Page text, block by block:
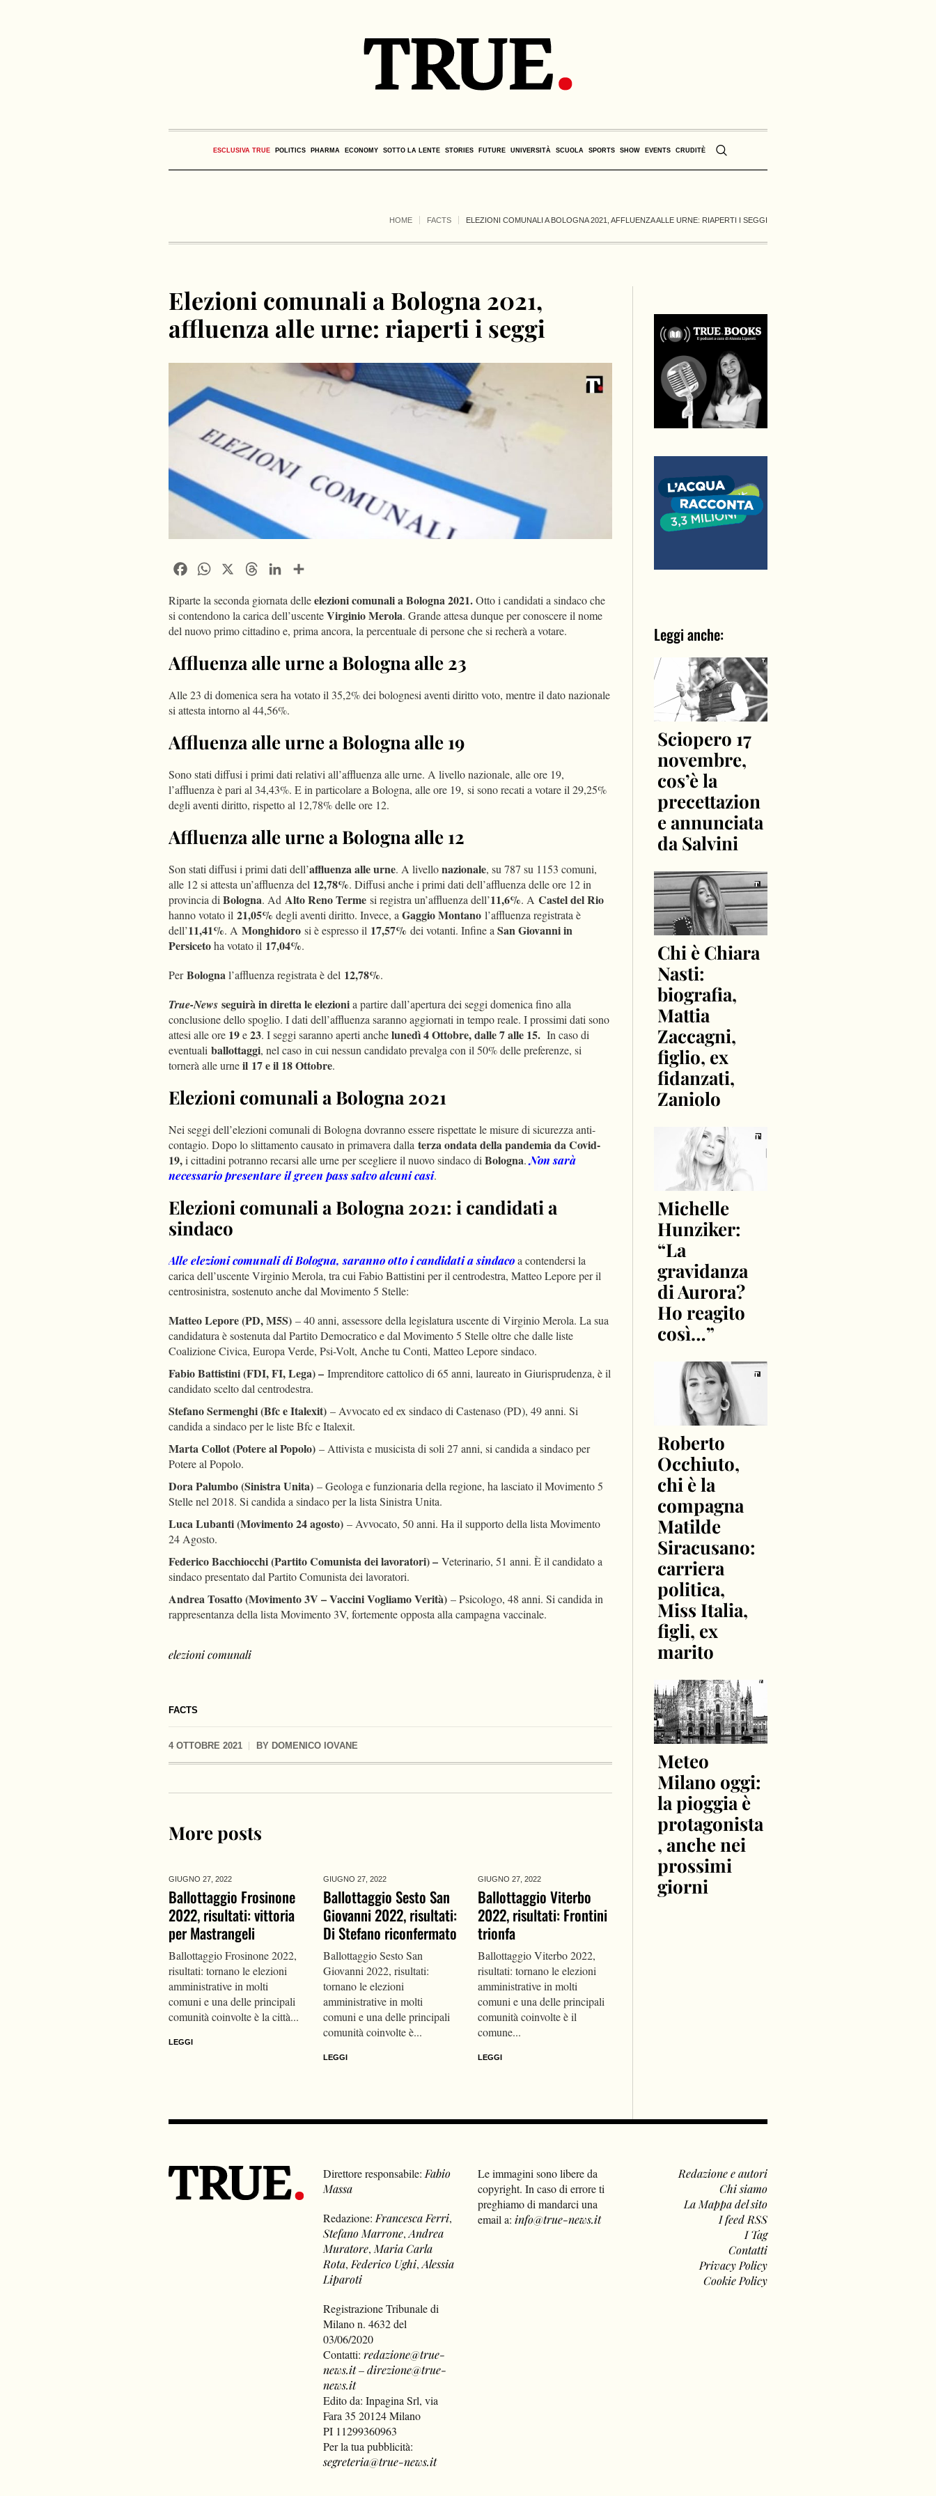
ESCLUSIVA TRUE POLITICS PHARMA ECONOMY SOTTO LA LENTE STORIES FUTURE UNIVERSITÀ SCUOLA SPORTS SHOW EVENTS CRUDITÈ
HOME FACTS ELEZIONI COMUNALI A BOLOGNA 2021, AFFLUENZA ALLE URNE: RIAPERTI I SEGGI
FACTS
Elezioni comunali a Bologna 2021,
affluenza alle urne: riaperti i seggi
4 OTTOBRE 2021 BY DOMENICO IOVANE
FacebookWhatsApp ThreadsLinkedIn
Riparte la seconda giornata delleelezioni comunali a Bologna 2021.Otto i candidati a sindaco che
si contendono la carica dell’uscenteVirginio Merola. Grande attesa dunque per conoscere il nome
del nuovo primo cittadino e, prima ancora, la percentuale di persone che si recherà a votare.
Affluenza alle urne a Bologna alle 23
Alle 23 di domenica sera ha votato il 35,2% dei bolognesi aventi diritto voto, mentre il dato nazionale
si attesta intorno al 44,56%.
Affluenza alle urne a Bologna alle 19
Sono stati diffusi i primi dati relativi all’affluenza alle urne. A livello nazionale, alle ore 19,
l’affluenza è pari al 34,43%. E in particolare a Bologna, alle ore 19, si sono recati a votare il 29,25%
degli aventi diritto, rispetto al 12,78% delle ore 12.
Affluenza alle urne a Bologna alle 12
Son stati diffusi i primi dati dell’affluenza alle urne. A livellonazionale, su 787 su 1153 comuni,
alle 12 si attesta un’affluenza del 12,78%. Diffusi anche i primi dati dell’affluenza delle ore 12 in
provincia di Bologna. Ad Alto Reno Terme si registra un’affluenza dell’11,6%. A Castel del Rio
hanno votato il 21,05% degli aventi diritto. Invece, a Gaggio Montano l’affluenza registrata è
dell’11,41%. A Monghidoro si è espresso il 17,57% dei votanti. Infine a San Giovanni in
Persicetoha votato il 17,04%.
PerBolognal’affluenza registrata è del 12,78%.
True-News seguirà in diretta le elezionia partire dall’apertura dei seggi domenica fino alla
conclusione dello spoglio. I dati dell’affluenza saranno aggiornati in tempo reale. I prossimi dati sono
attesi alle ore 19e23. I seggi saranno aperti anchelunedì 4 Ottobre, dalle 7 alle 15. In caso di
eventuali ballottaggi, nel caso in cui nessun candidato prevalga con il 50% delle preferenze, si
tornerà alle urneil 17 e il 18 Ottobre.
Elezioni comunali a Bologna 2021
Nei seggi dell’elezioni comunali di Bologna dovranno essere rispettate le misure di sicurezza anti-
contagio. Dopo lo slittamento causato in primavera dalla terza ondata della pandemia da Covid-
19,i cittadini potranno recarsi alle urne per scegliere il nuovo sindaco di Bologna.Non sarà
necessario presentare il green pass salvo alcuni casi.
Elezioni comunali a Bologna 2021: i candidati a
sindaco
Alle elezioni comunali di Bologna, saranno otto i candidati a sindacoa contendersi la
carica dell’uscente Virginio Merola, tra cui Fabio Battistini per il centrodestra, Matteo Lepore per il
centrosinistra, sostenuto anche dal Movimento 5 Stelle:
Matteo Lepore (PD, M5S) – 40 anni, assessore della legislatura uscente di Virginio Merola. La sua
candidatura è sostenuta dal Partito Democratico e dal Movimento 5 Stelle oltre che dalle liste
Coalizione Civica, Europa Verde, Psi-Volt, Anche tu Conti, Matteo Lepore sindaco.
Fabio Battistini (FDI, FI, Lega) – Imprenditore cattolico di 65 anni, laureato in Giurisprudenza, è il
candidato scelto dal centrodestra.
Stefano Sermenghi (Bfc e Italexit) – Avvocato ed ex sindaco di Castenaso (PD), 49 anni. Si
candida a sindaco per le liste Bfc e Italexit.
Marta Collot (Potere al Popolo) – Attivista e musicista di soli 27 anni, si candida a sindaco per
Potere al Popolo.
Dora Palumbo (Sinistra Unita) – Geologa e funzionaria della regione, ha lasciato il Movimento 5
Stelle nel 2018. Si candida a sindaco per la lista Sinistra Unita.
Luca Lubanti (Movimento 24 agosto) – Avvocato, 50 anni. Ha il supporto della lista Movimento
24 Agosto.
Federico Bacchiocchi (Partito Comunista dei lavoratori) – Veterinario, 51 anni. È il candidato a
sindaco presentato dal Partito Comunista dei lavoratori.
Andrea Tosatto (Movimento 3V – Vaccini Vogliamo Verità) – Psicologo, 48 anni. Si candida in
rappresentanza della lista Movimento 3V, fortemente opposta alla campagna vaccinale.
elezioni comunali
More posts
GIUGNO 27, 2022
Ballottaggio Frosinone
2022, risultati: vittoria
per Mastrangeli
Ballottaggio Frosinone 2022,
risultati: tornano le elezioni
amministrative in molti
comuni e una delle principali
comunità coinvolte è la città...
LEGGI
GIUGNO 27, 2022
Ballottaggio Sesto San
Giovanni 2022, risultati:
Di Stefano riconfermato
Ballottaggio Sesto San
Giovanni 2022, risultati:
tornano le elezioni
amministrative in molti
comuni e una delle principali
comunità coinvolte è...
LEGGI
GIUGNO 27, 2022
Ballottaggio Viterbo
2022, risultati: Frontini
trionfa
Ballottaggio Viterbo 2022,
risultati: tornano le elezioni
amministrative in molti
comuni e una delle principali
comunità coinvolte è il
comune...
LEGGI
Leggi anche:
Sciopero 17
novembre,
cos’è la
precettazion
e annunciata
da Salvini
Chi è Chiara
Nasti:
biografia,
Mattia
Zaccagni,
figlio, ex
fidanzati,
Zaniolo
Michelle
Hunziker:
“La
gravidanza
di Aurora?
Ho reagito
così…”
Roberto
Occhiuto,
chi è la
compagna
Matilde
Siracusano:
carriera
politica,
Miss Italia,
figli, ex
marito
Meteo
Milano oggi:
la pioggia è
protagonista
, anche nei
prossimi
giorni
Direttore responsabile: Fabio
Massa
Redazione: Francesca Ferri,
Stefano Marrone,Andrea
Muratore, Maria Carla
Rota, Federico Ughi,Alessia
Liparoti
Registrazione Tribunale di
Milano n. 4632 del
03/06/2020
Contatti:redazione@true-
news.it–direzione@true-
news.it
Edito da: Inpagina Srl, via
Fara 35 20124 Milano
PI 11299360963
Per la tua pubblicità:
segreteria@true-news.it
Le immagini sono libere da
copyright. In caso di errore ti
preghiamo di mandarci una
email a: info@true-news.it
Redazione e autori
Chi siamo
La Mappa del sito
I feed RSS
I Tag
Contatti
Privacy Policy
Cookie Policy